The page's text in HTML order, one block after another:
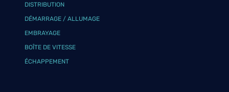
DISTRIBUTION
DÉMARRAGE / ALLUMAGE
EMBRAYAGE
BOÎTE DE VITESSE
ÉCHAPPEMENT